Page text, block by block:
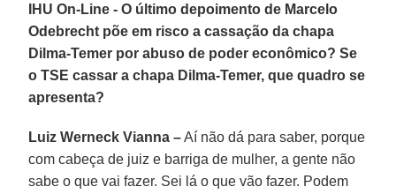
IHU On-Line - O último depoimento de Marcelo
Odebrecht põe em risco a cassação da chapa
Dilma-Temer por abuso de poder econômico? Se
o TSE cassar a chapa Dilma-Temer, que quadro se
apresenta?
Luiz Werneck Vianna –Aí não dá para saber, porque
com cabeça de juiz e barriga de mulher, a gente não
sabe o que vai fazer. Sei lá o que vão fazer. Podem